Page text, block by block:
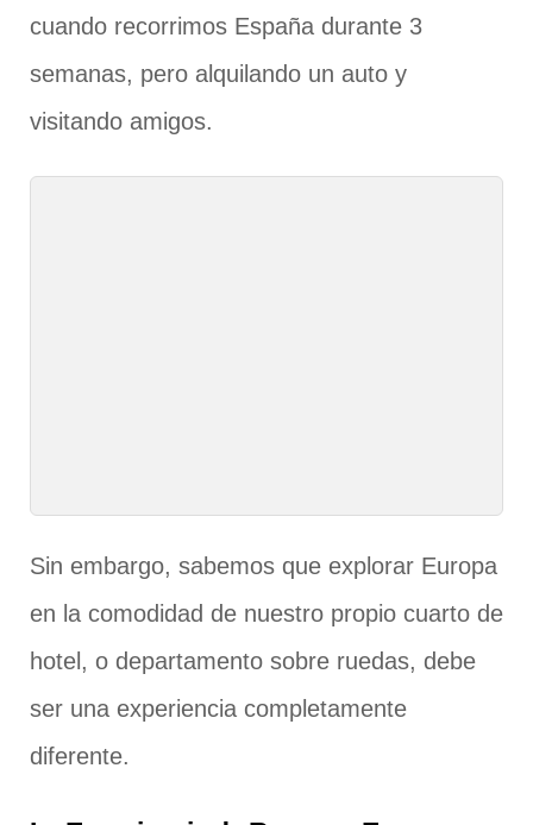
cuando recorrimos España durante 3
semanas, pero alquilando un auto y
visitando amigos.
Sin embargo, sabemos que explorar Europa
en la comodidad de nuestro propio cuarto de
hotel, o departamento sobre ruedas, debe
ser una experiencia completamente
diferente.